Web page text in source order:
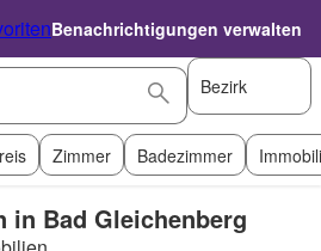
Benachrichtigungen verwalten
Bezirk
Zimmer Badezimmer
in Bad Gleichenberg